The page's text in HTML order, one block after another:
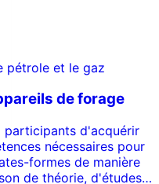
pétrole et le gaz
de forage
participants d'acquérir
nécessaires pour
formes de manière
de théorie, d'études